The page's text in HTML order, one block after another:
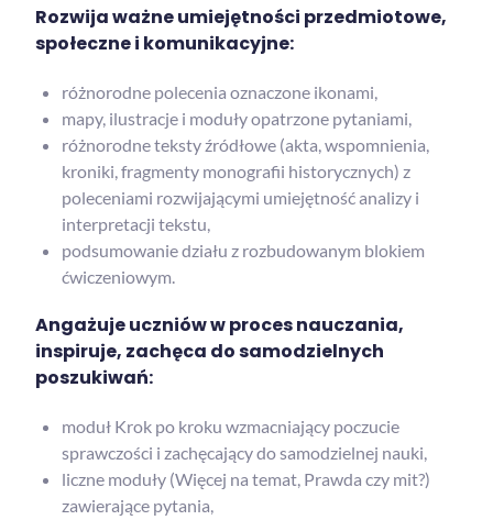
Rozwija ważne umiejętności przedmiotowe,
społeczne i komunikacyjne:
różnorodne polecenia oznaczone ikonami,
mapy, ilustracje i moduły opatrzone pytaniami,
różnorodne teksty źródłowe (akta, wspomnienia,
kroniki, fragmenty monografii historycznych) z
poleceniami rozwijającymi umiejętność analizy i
interpretacji tekstu,
podsumowanie działu z rozbudowanym blokiem
ćwiczeniowym.
Angażuje uczniów w proces nauczania,
inspiruje, zachęca do samodzielnych
poszukiwań:
moduł Krok po kroku wzmacniający poczucie
sprawczości i zachęcający do samodzielnej nauki,
liczne moduły (Więcej na temat, Prawda czy mit?)
zawierające pytania,